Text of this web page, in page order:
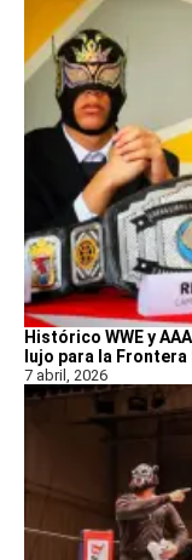
Histórico WWE y
lujo para la Frontera
7 abril, 2026